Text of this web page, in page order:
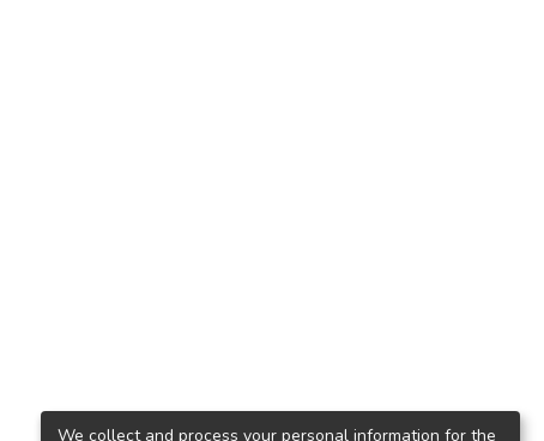
We collect and process your personal information for the